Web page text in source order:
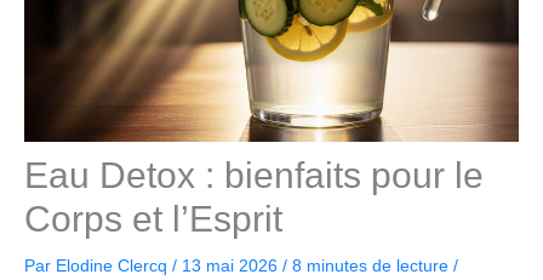
Eau Detox : bienfaits pour le
Corps et l’Esprit
Par Elodine Clercq / 13 mai 2026 / 8 minutes de lecture /